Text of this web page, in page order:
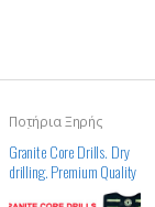
Ποτήρια Ξηρής
Διάτρησης
Granite Core Drills. Dry
drilling. Premium Quality